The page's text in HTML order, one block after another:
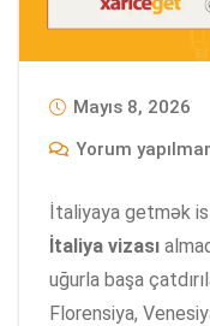
Mayıs 8, 2026
Yorum
İtaliyaya getmək
İtaliya vizası
uğurla başa
Florensiya,